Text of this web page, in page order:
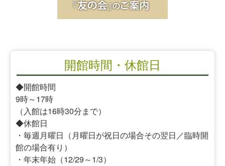
開館時間・休館日
◆開館時間
9時～17時
（入館は16時30分まで）
◆休館日
・毎週月曜日（月曜日が祝日の場合その翌日／臨時開
館の場合有り）
・年末年始（12/29～1/3）